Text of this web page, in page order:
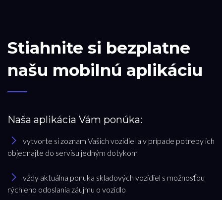
Stiahnite si bezplatne
našu mobilnú aplikáciu
Naša aplikácia Vám ponúka:
vytvorte si zoznam Vašich vozidiel a v prípade potreby ich
objednajte do servisu jedným dotykom
vždy aktuálna ponuka skladových vozidiel s možnosťou
rýchleho odoslania záujmu o vozidlo